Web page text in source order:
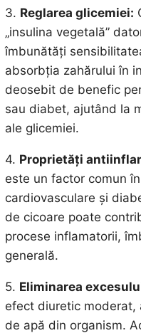
3. Reglarea glicemiei:
„insulina vegetală”
îmbunătăți
absorbția zahărului în
deosebit de benefic
sau diabet, ajutând la
ale glicemiei.
4. Proprietăți
este un factor comun
cardiovasculare și
de cicoare poate
procese inflamatorii,
generală.
5. Eliminarea
efect diuretic moderat,
de apă din organism.